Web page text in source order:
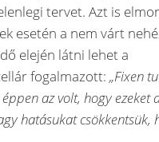
tervet. Azt is
esetén a nem várt
elején látni lehet a
fogalmazott: „Fixen
az volt, hogy ezeket
hatásukat csökkentsük,